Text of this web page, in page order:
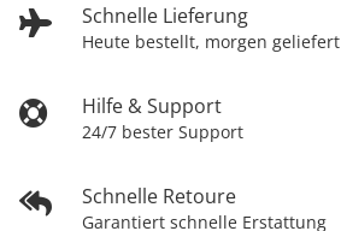
Schnelle Lieferung
Heute bestellt, morgen geliefert
Hilfe & Support
24/7 bester Support
Schnelle Retoure
Garantiert schnelle Erstattung